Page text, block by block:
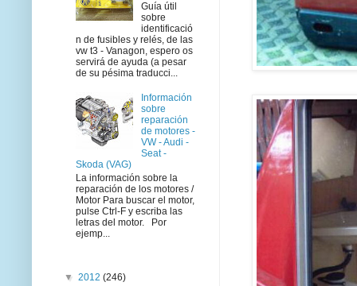
Guía útil
sobre
identificació
n de fusibles y relés, de las
vw t3 - Vanagon, espero os
servirá de ayuda (a pesar
de su pésima traducci...
Información
sobre
reparación
de motores -
VW - Audi -
Seat -
Skoda (VAG)
La información sobre la
reparación de los motores /
Motor Para buscar el motor,
pulse Ctrl-F y escriba las
letras del motor. Por
ejemp...
▼ 2012 (246)